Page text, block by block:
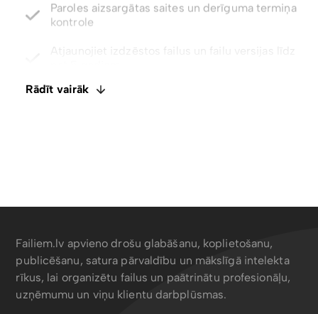
Rādīt vairāk
Atjaunojiet izdzēstos failus un failu versijas līdz
Failiem.lv apvieno drošu glabāšanu, koplietošanu,
publicēšanu, satura pārvaldību un mākslīgā intelekta
rīkus, lai organizētu failus un paātrinātu profesionāļu,
uzņēmumu un viņu klientu darbplūsmas.